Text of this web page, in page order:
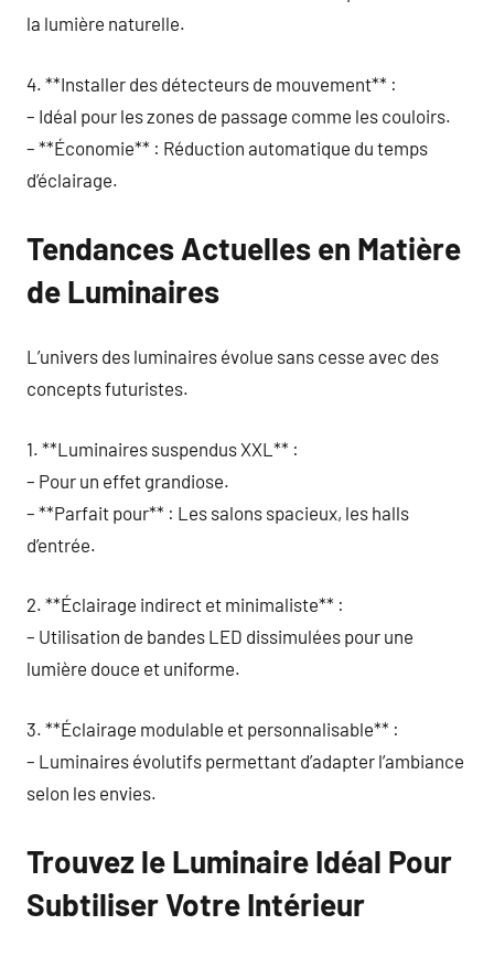
la lumière naturelle.
4. **Installer des détecteurs de mouvement** :
– Idéal pour les zones de passage comme les couloirs.
– **Économie** : Réduction automatique du temps
d’éclairage.
Tendances Actuelles en Matière
de Luminaires
L’univers des luminaires évolue sans cesse avec des
concepts futuristes.
1. **Luminaires suspendus XXL** :
– Pour un effet grandiose.
– **Parfait pour** : Les salons spacieux, les halls
d’entrée.
2. **Éclairage indirect et minimaliste** :
– Utilisation de bandes LED dissimulées pour une
lumière douce et uniforme.
3. **Éclairage modulable et personnalisable** :
– Luminaires évolutifs permettant d’adapter l’ambiance
selon les envies.
Trouvez le Luminaire Idéal Pour
Subtiliser Votre Intérieur